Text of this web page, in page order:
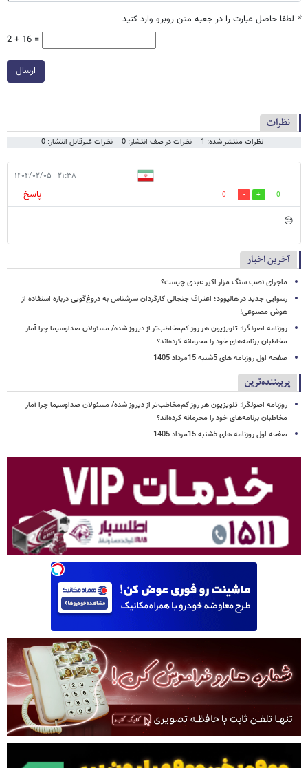
* لطفا حاصل عبارت را در جعبه متن روبرو وارد کنید
2 + 16 =
ارسال
نظرات
نظرات منتشر شده: 1 نظرات در صف انتشار: 0 نظرات غیرقابل انتشار: 0
۲۱:۳۸ - ۱۴۰۴/۰۲/۰۵
0
0
پاسخ
😔
آخرین اخبار
ماجرای نصب سنگ مزار اکبر عبدی چیست؟
رسوایی جدید در هالیوود؛ اعتراف جنجالی کارگردان سرشناس به دروغ‌گویی درباره استفاده از
هوش مصنوعی!
روزنامه اصولگرا: تلویزیون هر روز کم‌مخاطب‌تر از دیروز شده/ مسئولان صداوسیما چرا آمار
مخاطبان برنامه‌های خود را محرمانه کرده‌اند؟
صفحه اول روزنامه های 5شنبه 15مرداد 1405
پربیننده‌ترین
روزنامه اصولگرا: تلویزیون هر روز کم‌مخاطب‌تر از دیروز شده/ مسئولان صداوسیما چرا آمار
مخاطبان برنامه‌های خود را محرمانه کرده‌اند؟
صفحه اول روزنامه های 5شنبه 15مرداد 1405